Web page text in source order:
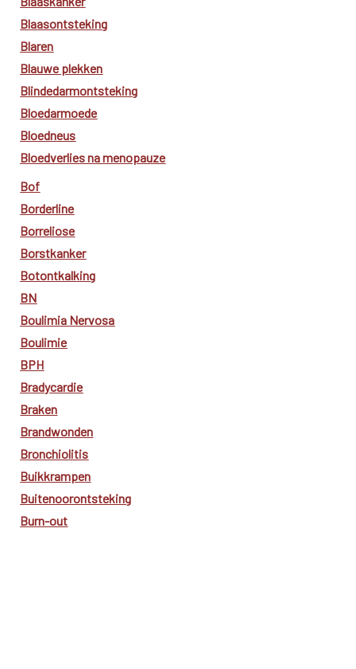
Blaasontsteking
Blaren
Blauwe plekken
Blindedarmontsteking
Bloedarmoede
Bloedneus
Bloedverlies na menopauze
Bof
Borderline
Borreliose
Borstkanker
Botontkalking
BN
Boulimia Nervosa
Boulimie
BPH
Bradycardie
Braken
Brandwonden
Bronchiolitis
Buikkrampen
Buitenoorontsteking
Burn-out